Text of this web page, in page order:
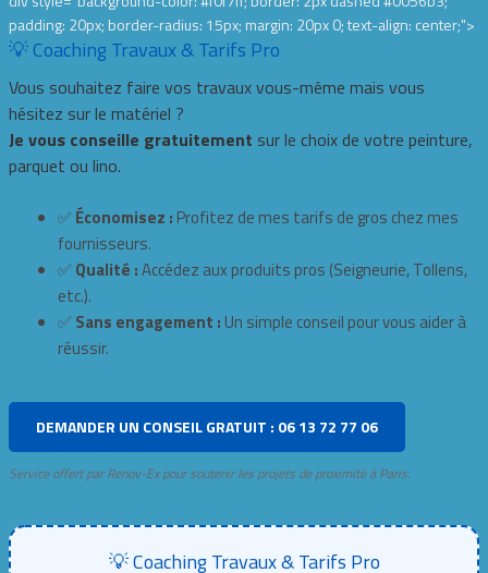
padding: 20px; border-radius: 15px; margin: 20px 0; text-align: center;">
💡 Coaching Travaux & Tarifs Pro
Vous souhaitez faire vos travaux vous-même mais vous
hésitez sur le matériel ?
Je vous conseille gratuitement sur le choix de votre peinture,
parquet ou lino.
✅ Économisez : Profitez de mes tarifs de gros chez mes
fournisseurs.
✅ Qualité :Accédez aux produits pros (Seigneurie, Tollens,
etc.).
✅ Sans engagement : Un simple conseil pour vous aider à
réussir.
DEMANDER UN CONSEIL GRATUIT : 06 13 72 77 06
Service offert par Renov-Ex pour soutenir les projets de proximité à Paris.
💡 Coaching Travaux & Tarifs Pro